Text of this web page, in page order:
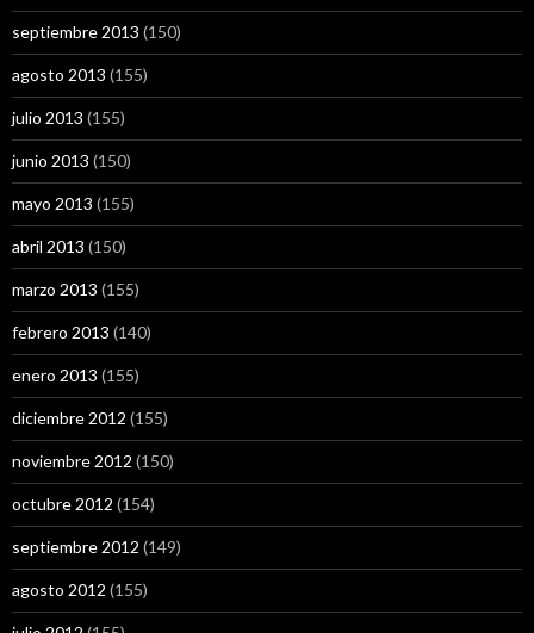
septiembre 2013 (150)
agosto 2013 (155)
julio 2013 (155)
junio 2013 (150)
mayo 2013 (155)
abril 2013 (150)
marzo 2013 (155)
febrero 2013 (140)
enero 2013 (155)
diciembre 2012 (155)
noviembre 2012 (150)
octubre 2012 (154)
septiembre 2012 (149)
agosto 2012 (155)